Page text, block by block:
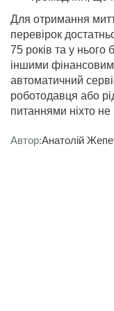
Для отримання
перевірок
75 років та у нього
іншими
автоматичний
роботодавця або
питаннями ніхто не
Автор:Анатолій